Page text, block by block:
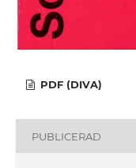
PDF (DIVA)
PUBLICERAD